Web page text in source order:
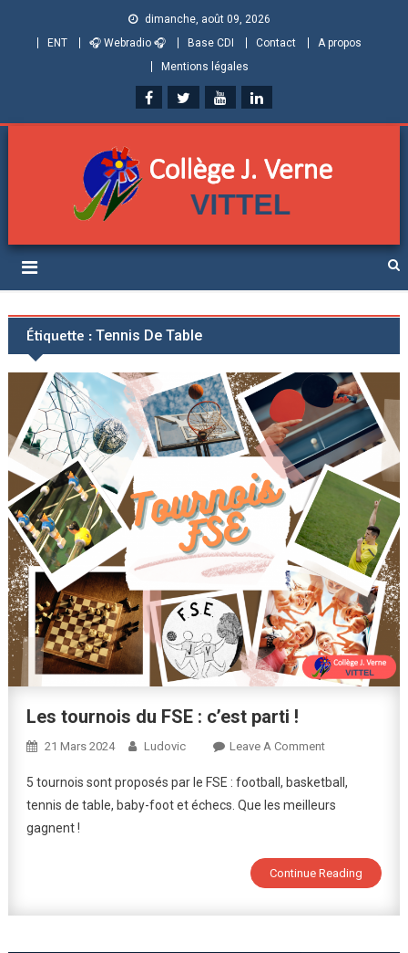
dimanche, août 09, 2026
ENT
🎧 Webradio 🎧 Base CDI Contact
A propos
Mentions légales
Collège Jules Verne de
Vittel (Vosges)
Étiquette : Tennis De Table
Les tournois du FSE : c’est parti !
21 Mars 2024 Ludovic Leave A CommentOn
Tournois
Du
C’est
Parti
5 tournois sont proposés par le FSE : football, basketball,
tennis de table, baby-foot et échecs. Que les meilleurs
gagnent !
Continue Reading